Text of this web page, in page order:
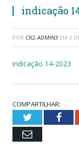
indicação
POR CR2-ADMIN3 EM 3
indicação 14-2023
COMPARTILHAR:
Twitter
Email